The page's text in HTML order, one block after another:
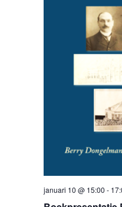
januari 10 @ 15:00 -